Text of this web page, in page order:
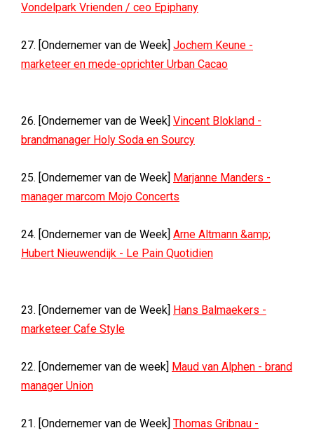
Vondelpark Vrienden / ceo Epiphany
27. [Ondernemer van de Week] Jochem Keune -
marketeer en mede-oprichter Urban Cacao
26. [Ondernemer van de Week] Vincent Blokland -
brandmanager Holy Soda en Sourcy
25. [Ondernemer van de Week] Marjanne Manders -
manager marcom Mojo Concerts
24. [Ondernemer van de Week] Arne Altmann &amp;
Hubert Nieuwendijk - Le Pain Quotidien
23. [Ondernemer van de Week] Hans Balmaekers -
marketeer Cafe Style
22. [Ondernemer van de week] Maud van Alphen - brand
manager Union
21. [Ondernemer van de Week] Thomas Gribnau -